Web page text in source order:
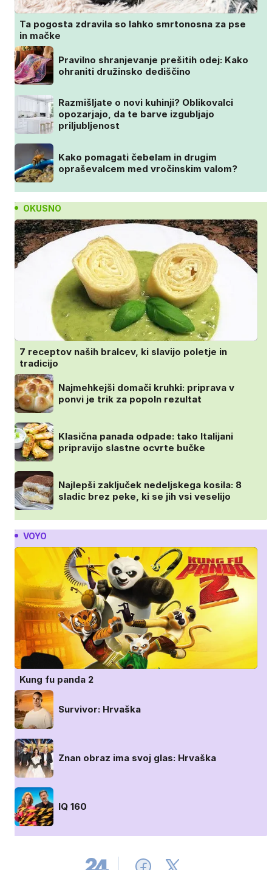
Ta pogosta zdravila so lahko smrtonosna za pse
in mačke
Pravilno shranjevanje prešitih odej: Kako
ohraniti družinsko dediščino
Razmišljate o novi kuhinji? Oblikovalci
opozarjajo, da te barve izgubljajo
priljubljenost
Kako pomagati čebelam in drugim
opraševalcem med vročinskim valom?
OKUSNO
7 receptov naših bralcev, ki slavijo poletje in
tradicijo
Najmehkejši domači kruhki: priprava v
ponvi je trik za popoln rezultat
Klasična panada odpade: tako Italijani
pripravijo slastne ocvrte bučke
Najlepši zaključek nedeljskega kosila: 8
sladic brez peke, ki se jih vsi veselijo
VOYO
Kung fu panda 2
Survivor: Hrvaška
Znan obraz ima svoj glas: Hrvaška
IQ 160